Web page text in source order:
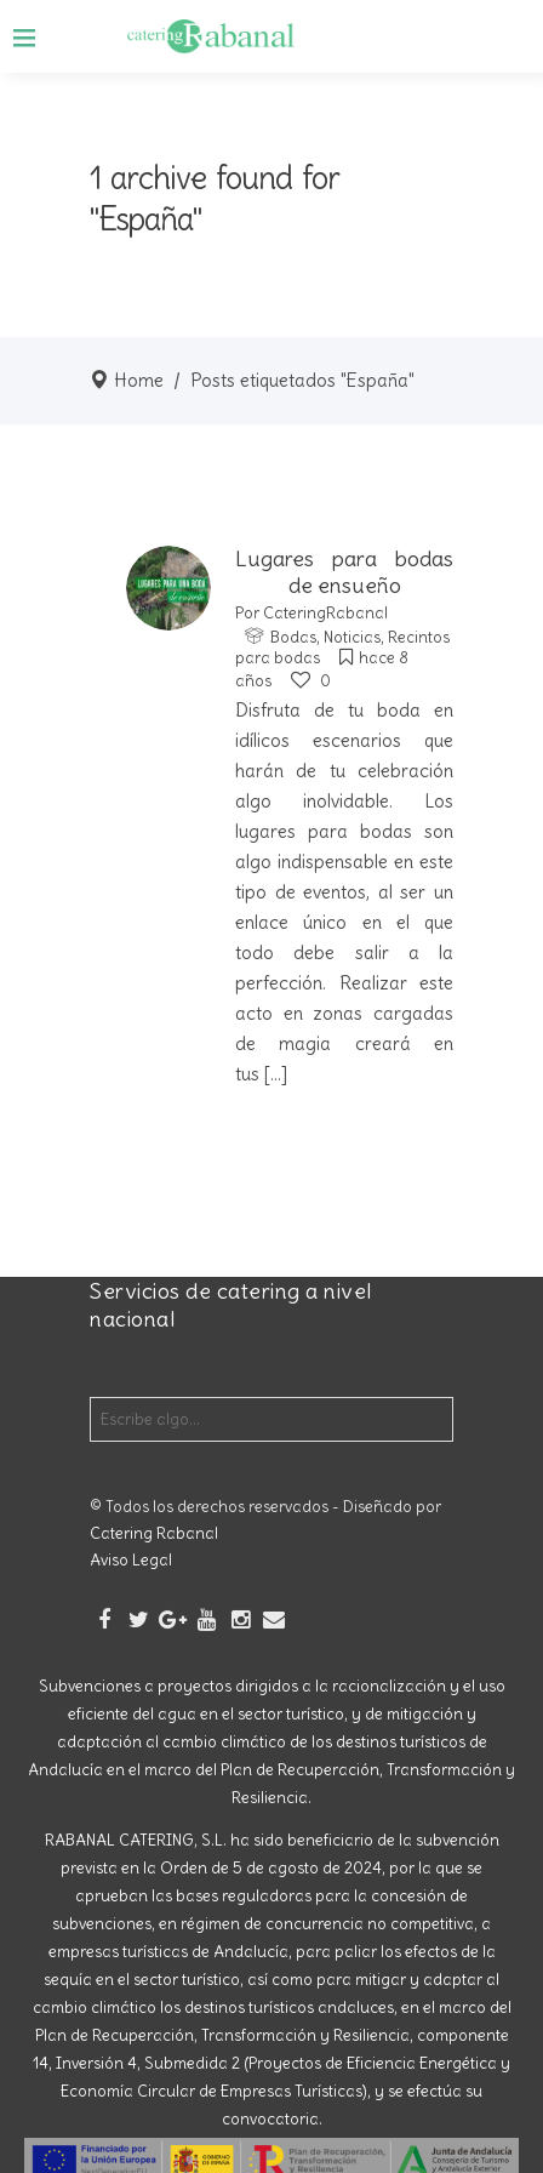
1 archive found for
"España"
Home / Posts etiquetados "España"
Lugares para bodas
de ensueño
Por CateringRabanal
Bodas, Noticias, Recintos
para bodas
hace 8
años
0
Disfruta de tu boda en
idílicos escenarios que
harán de tu celebración
algo inolvidable. Los
lugares para bodas son
algo indispensable en este
tipo de eventos, al ser un
enlace único en el que
todo debe salir a la
perfección. Realizar este
acto en zonas cargadas
de magia creará en
tus [...]
Servicios de catering a nivel
nacional
© Todos los derechos reservados - Diseñado por
Catering Rabanal
Aviso Legal
Subvenciones a proyectos dirigidos a la racionalización y el uso
eficiente del agua en el sector turístico, y de mitigación y
adaptación al cambio climático de los destinos turísticos de
Andalucía en el marco del Plan de Recuperación, Transformación y
Resiliencia.
RABANAL CATERING, S.L. ha sido beneficiario de la subvención
prevista en la Orden de 5 de agosto de 2024, por la que se
aprueban las bases reguladoras para la concesión de
subvenciones, en régimen de concurrencia no competitiva, a
empresas turísticas de Andalucía, para paliar los efectos de la
sequía en el sector turístico, así como para mitigar y adaptar al
cambio climático los destinos turísticos andaluces, en el marco del
Plan de Recuperación, Transformación y Resiliencia, componente
14, Inversión 4, Submedida 2 (Proyectos de Eficiencia Energética y
Economía Circular de Empresas Turísticas), y se efectúa su
convocatoria.